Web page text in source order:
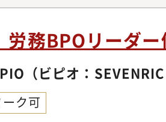
ラスメント防止施策
への対応および運用
管理】・子会社4社の
整備・グループ全体
画・改善（志向に応
化・組織状態の把握
可）・マネジメント
点内の課題抽出・ご
経験・代表直下／役
労務BPOリーダ
（ビピオ：
ク可